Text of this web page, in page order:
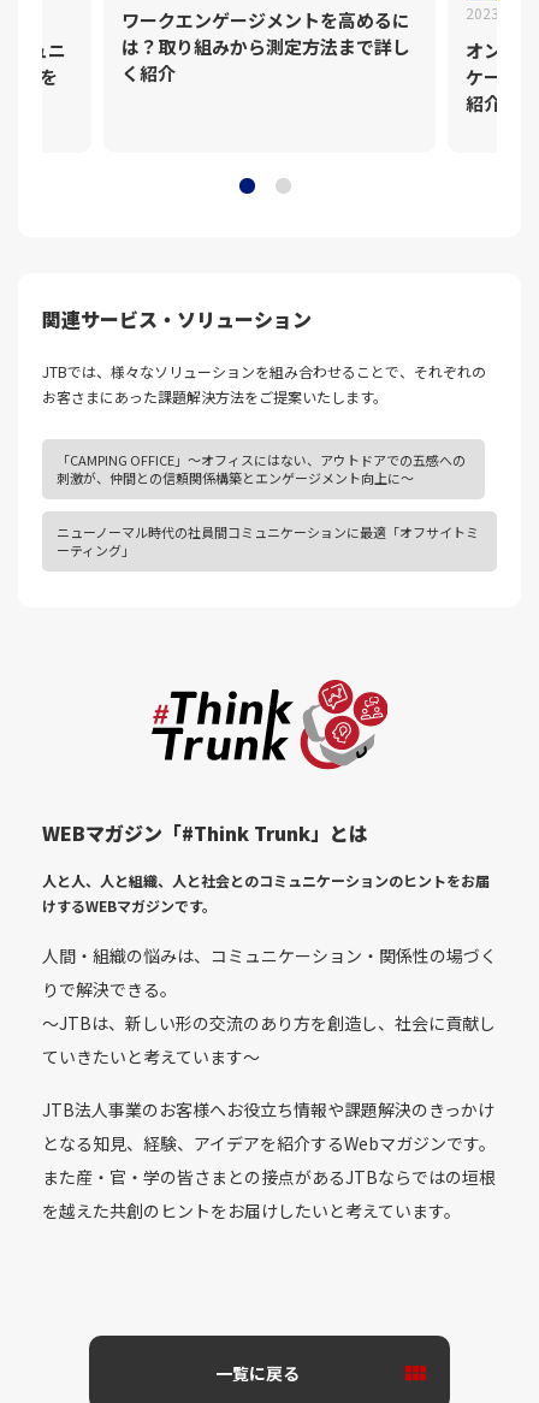
ミュニ
5種を
ワークエンゲージメントを高めるに
は？取り組みから測定方法まで詳し
く紹介
2023.01.18
オンラ
ケーシ
紹介！
関連サービス・ソリューション
JTBでは、様々なソリューションを組み合わせることで、それぞれの
お客さまにあった課題解決⽅法をご提案いたします。
「CAMPING OFFICE」～オフィスにはない、アウトドアでの五感への
刺激が、仲間との信頼関係構築とエンゲージメント向上に～
ニューノーマル時代の社員間コミュニケーションに最適「オフサイトミ
ーティング」
WEBマガジン「#Think Trunk」とは
人と人、人と組織、人と社会とのコミュニケーションのヒントをお届
けするWEBマガジンです。
人間・組織の悩みは、コミュニケーション・関係性の場づく
りで解決できる。
〜JTBは、新しい形の交流のあり方を創造し、社会に貢献し
ていきたいと考えています〜
JTB法人事業のお客様へお役立ち情報や課題解決のきっかけ
となる知見、経験、アイデアを紹介するWebマガジンです。
また産・官・学の皆さまとの接点があるJTBならではの垣根
を越えた共創のヒントをお届けしたいと考えています。
一覧に戻る